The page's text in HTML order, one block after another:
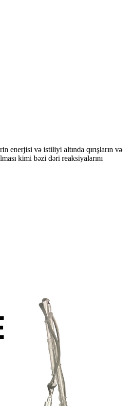
enerjisi və istiliyi altında qırışların və
kimi bəzi dəri reaksiyalarını